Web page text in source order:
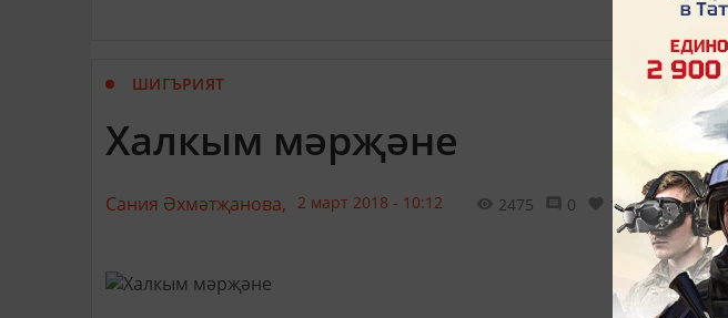
ШИГЪРИЯТ
Халкым мәрҗәне
Сания Әхмәтҗанова, 2 март 2018 - 10:12 2475 0 1